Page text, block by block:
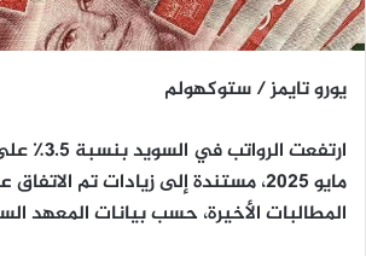
يورو تايمز / ستوكهولم
ارتفعت الرواتب في السويد بنسبة 3.5٪
مايو 2025، مستندة إلى زيادات تم
المطالبات الأخيرة، حسب بيانات المعهد